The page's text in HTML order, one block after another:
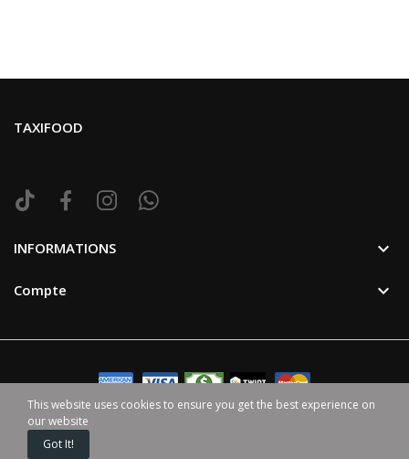
TAXIFOOD
INFORMATIONS 
Compte 
©2024 TaxiFood. Tous Droit Reservé. | Avec ♥ par
This website uses cookies to ensure you get the best experience on
our website
Got It!